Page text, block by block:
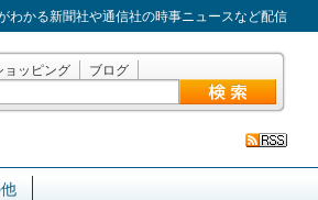
わかる新聞社や通信社の時事ニュースなど配信
ョッピング ブログ